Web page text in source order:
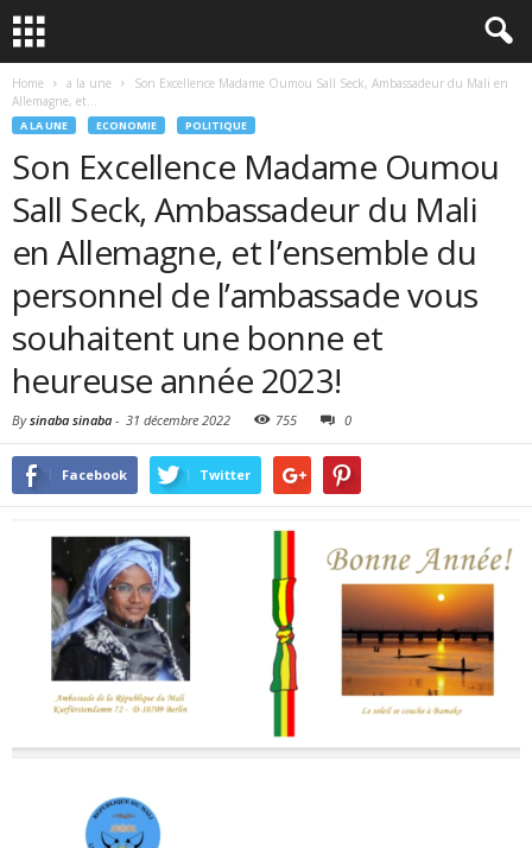
Home a la une
Son Excellence Madame Oumou Sall Seck, Ambassadeur du Mali en
Allemagne, et...
A LA UNE ECONOMIE POLITIQUE
Son Excellence Madame Oumou
Sall Seck, Ambassadeur du Mali
en Allemagne, et l’ensemble du
personnel de l’ambassade vous
souhaitent une bonne et
heureuse année 2023!
Bysinaba sinaba - 31 décembre 2022 755 0
Facebook Twitter